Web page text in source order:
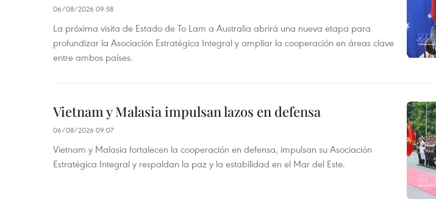
06/08/2026 09:58
La próxima visita de Estado de To Lam a Australia abrirá una nueva etapa para
profundizar la Asociación Estratégica Integral y ampliar la cooperación en áreas clave
entre ambos países.
Vietnam y Malasia impulsan lazos en defensa
06/08/2026 09:07
Vietnam y Malasia fortalecen la cooperación en defensa, impulsan su Asociación
Estratégica Integral y respaldan la paz y la estabilidad en el Mar del Este.